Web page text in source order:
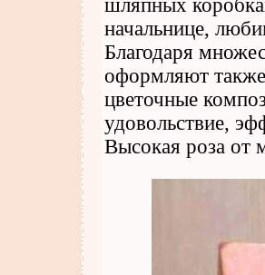
шляпных
начальнице,
Благодаря
оформляют
цветочные
удовольствие,
Высокая роза от